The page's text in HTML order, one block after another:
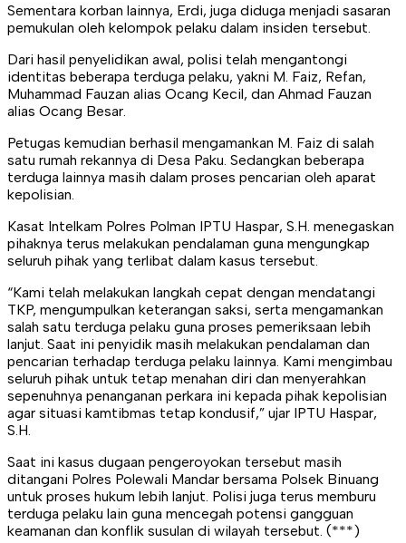
Sementara korban lainnya, Erdi, juga diduga menjadi sasaran
pemukulan oleh kelompok pelaku dalam insiden tersebut.
Dari hasil penyelidikan awal, polisi telah mengantongi
identitas beberapa terduga pelaku, yakni M. Faiz, Refan,
Muhammad Fauzan alias Ocang Kecil, dan Ahmad Fauzan
alias Ocang Besar.
Petugas kemudian berhasil mengamankan M. Faiz di salah
satu rumah rekannya di Desa Paku. Sedangkan beberapa
terduga lainnya masih dalam proses pencarian oleh aparat
kepolisian.
Kasat Intelkam Polres Polman IPTU Haspar, S.H. menegaskan
pihaknya terus melakukan pendalaman guna mengungkap
seluruh pihak yang terlibat dalam kasus tersebut.
“Kami telah melakukan langkah cepat dengan mendatangi
TKP, mengumpulkan keterangan saksi, serta mengamankan
salah satu terduga pelaku guna proses pemeriksaan lebih
lanjut. Saat ini penyidik masih melakukan pendalaman dan
pencarian terhadap terduga pelaku lainnya. Kami mengimbau
seluruh pihak untuk tetap menahan diri dan menyerahkan
sepenuhnya penanganan perkara ini kepada pihak kepolisian
agar situasi kamtibmas tetap kondusif,” ujar IPTU Haspar,
S.H.
Saat ini kasus dugaan pengeroyokan tersebut masih
ditangani Polres Polewali Mandar bersama Polsek Binuang
untuk proses hukum lebih lanjut. Polisi juga terus memburu
terduga pelaku lain guna mencegah potensi gangguan
keamanan dan konflik susulan di wilayah tersebut. (***)